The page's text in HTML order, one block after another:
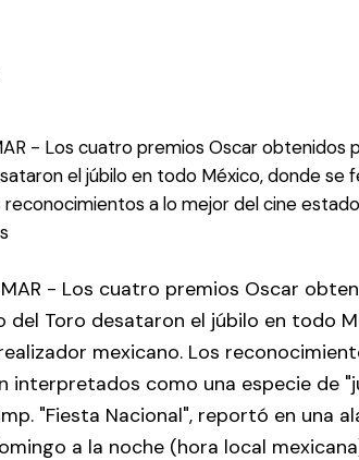
- Los cuatro premios Oscar obtenidos
el júbilo en todo México, donde
reconocimientos a lo mejor del cine
MAR - Los cuatro premios Oscar
del Toro desataron el júbilo en todo
mexicano. Los
interpretados como una especie de
"Fiesta Nacional", reportó en una
a la noche (hora local